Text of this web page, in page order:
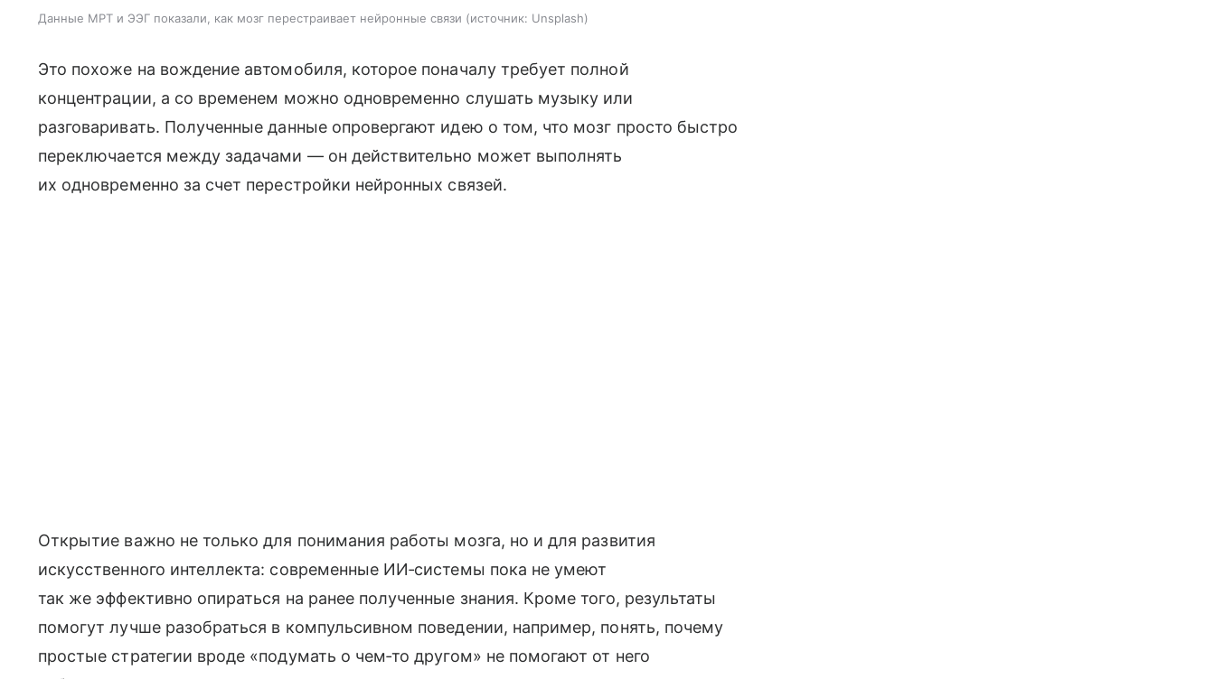
Данные МРТ и ЭЭГ показали, как мозг перестраивает нейронные связи источник: Unsplash
Это похоже на вождение автомобиля, которое поначалу требует полной
концентрации, а со временем можно одновременно слушать музыку или
разговаривать. Полученные данные опровергают идею о том, что мозг просто быстро
переключается между задачами — он действительно может выполнять
их одновременно за счет перестройки нейронных связей.
Открытие важно не только для понимания работы мозга, но и для развития
искусственного интеллекта: современные ИИ‑системы пока не умеют
так же эффективно опираться на ранее полученные знания. Кроме того, результаты
помогут лучше разобраться в компульсивном поведении, например, понять, почему
простые стратегии вроде «подумать о чем‑то другом» не помогают от него